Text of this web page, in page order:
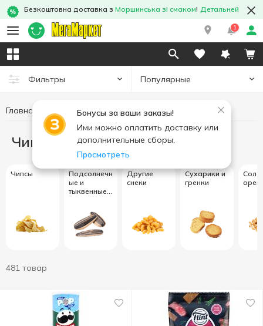
Безкоштовна доставка з Моршинська зі смаком! Детальней
1
Фильтры Популярные
Бонусы за ваши заказы!
Ими можно оплатить доставку или
дополнительные сборы.
Просмотреть
Главная Чипсы и снеки
Чипсы и снеки
Чипсы
Подсолнечн
ые и
тыквенные
Другие
снеки
Сухарики и
гренки
481 товар